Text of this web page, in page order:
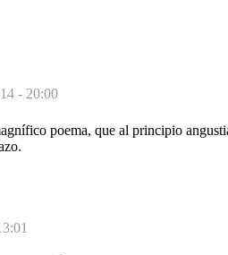
- 20:00
poema, que al principio